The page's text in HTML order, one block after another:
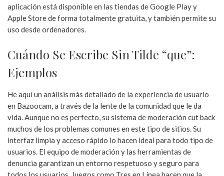
aplicación está disponible en las tiendas de Google Play y
Apple Store de forma totalmente gratuita, y también permite su
uso desde ordenadores.
Cuándo Se Escribe Sin Tilde “que”:
Ejemplos
He aquí un análisis más detallado de la experiencia de usuario
en Bazoocam, a través de la lente de la comunidad que le da
vida. Aunque no es perfecto, su sistema de moderación cut back
muchos de los problemas comunes en este tipo de sitios. Su
interfaz limpia y acceso rápido lo hacen ideal para todo tipo de
usuarios. El equipo de moderación y las herramientas de
denuncia garantizan un entorno respetuoso y seguro para